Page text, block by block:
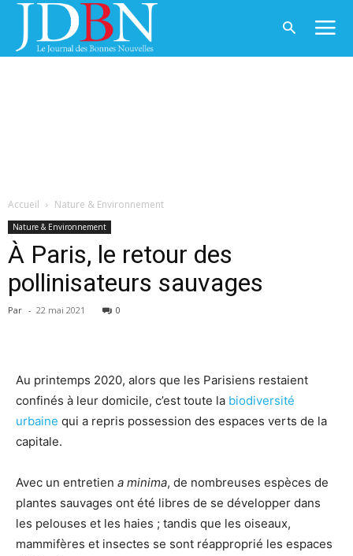
Accueil Nature & Environnement
Nature & Environnement
À Paris, le retour des
pollinisateurs sauvages
Par - 22 mai 2021 0
Au printemps 2020, alors que les Parisiens restaient
confinés à leur domicile, c’est toute la biodiversité
urbaine qui a repris possession des espaces verts de la
capitale.
Avec un entretien a minima, de nombreuses espèces de
plantes sauvages ont été libres de se développer dans
les pelouses et les haies ; tandis que les oiseaux,
mammifères et insectes se sont réapproprié les espaces